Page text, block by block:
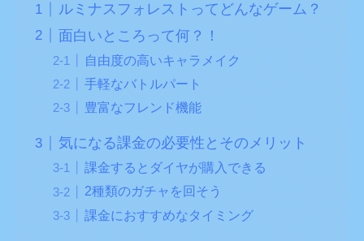
ルミナスフォレストってどんなゲーム？
面白いところって何？！
自由度の高いキャラメイク
手軽なバトルパート
豊富なフレンド機能
気になる課金の必要性とそのメリット
課金するとダイヤが購入できる
2種類のガチャを回そう
課金におすすめなタイミング